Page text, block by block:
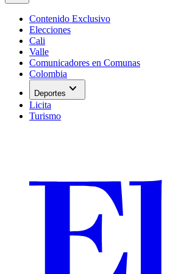
Contenido Exclusivo
Elecciones
Cali
Valle
Comunicadores en Comunas
Colombia
Deportes expand_more
Licita
Turismo